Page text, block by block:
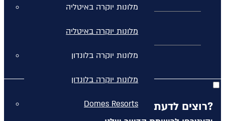
מלונות יוקרה באיטליה
מלונות יוקרה באיטליה
מלונות יוקרה בלונדון
מלונות יוקרה בלונדון
Domes Resorts
מלונות יוקרה ביוון
רוצים לדעת מה קורה לפני כולם?